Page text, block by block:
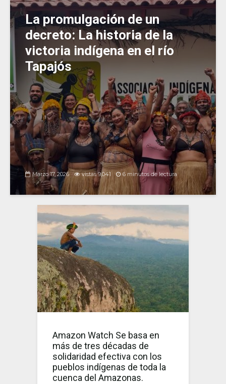
La promulgación de un
decreto: La historia de la
victoria indígena en el río
Tapajós
Marzo 17, 2026 vistas 9,041 6 minutos de lectura
Amazon Watch Se basa en
más de tres décadas de
solidaridad efectiva con los
pueblos indígenas de toda la
cuenca del Amazonas.